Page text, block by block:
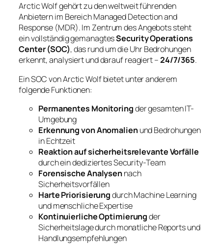
Arctic Wolf gehört zu den weltweit führenden
Anbietern im Bereich Managed Detection and
Response (MDR). Im Zentrum des Angebots steht
ein vollständig gemanagtesSecurity Operations
Center (SOC), das rund um die Uhr Bedrohungen
erkennt, analysiert und darauf reagiert –24/7/365.
Ein SOC von Arctic Wolf bietet unter anderem
folgende Funktionen:
Permanentes Monitoringder gesamten IT-
Umgebung
Erkennung von Anomalienund Bedrohungen
in Echtzeit
Reaktion auf sicherheitsrelevante Vorfälle
durch ein dediziertes Security-Team
Forensische Analysennach
Sicherheitsvorfällen
Harte Priorisierungdurch Machine Learning
und menschliche Expertise
Kontinuierliche Optimierungder
Sicherheitslage durch monatliche Reports und
Handlungsempfehlungen